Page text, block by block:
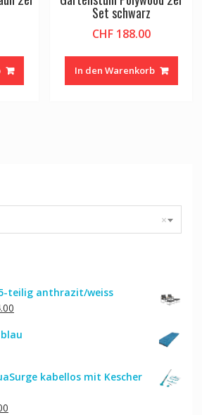
Set schwarz
CHF188.00
In den Warenkorb
×
teilig anthrazit/weiss
Aktueller
ist:
kabellos mit Kescher
Aktueller